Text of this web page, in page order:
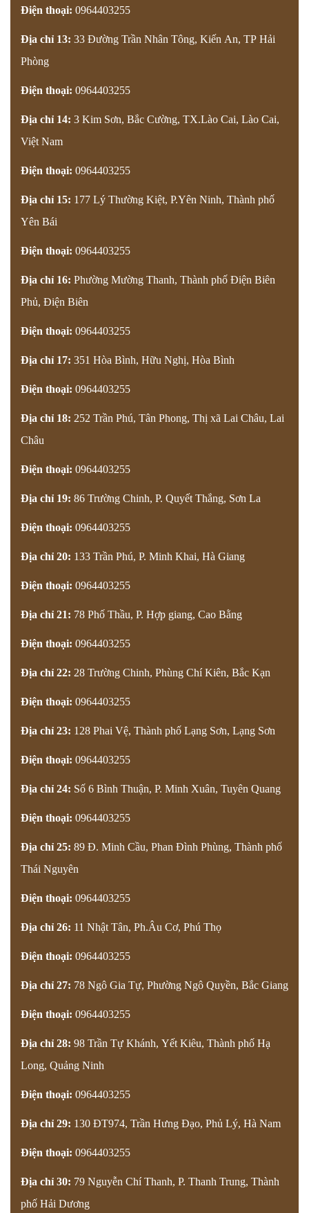
Điện thoại: 0964403255
Địa chỉ 13: 33 Đường Trần Nhân Tông, Kiến An, TP Hải
Phòng
Điện thoại: 0964403255
Địa chỉ 14: 3 Kim Sơn, Bắc Cường, TX.Lào Cai, Lào Cai,
Việt Nam
Điện thoại: 0964403255
Địa chỉ 15: 177 Lý Thường Kiệt, P.Yên Ninh, Thành phố
Yên Bái
Điện thoại: 0964403255
Địa chỉ 16: Phường Mường Thanh, Thành phố Điện Biên
Phủ, Điện Biên
Điện thoại: 0964403255
Địa chỉ 17: 351 Hòa Bình, Hữu Nghị, Hòa Bình
Điện thoại: 0964403255
Địa chỉ 18: 252 Trần Phú, Tân Phong, Thị xã Lai Châu, Lai
Châu
Điện thoại: 0964403255
Địa chỉ 19: 86 Trường Chinh, P. Quyết Thắng, Sơn La
Điện thoại: 0964403255
Địa chỉ 20: 133 Trần Phú, P. Minh Khai, Hà Giang
Điện thoại: 0964403255
Địa chỉ 21: 78 Phố Thầu, P. Hợp giang, Cao Bằng
Điện thoại: 0964403255
Địa chỉ 22: 28 Trường Chinh, Phùng Chí Kiên, Bắc Kạn
Điện thoại: 0964403255
Địa chỉ 23: 128 Phai Vệ, Thành phố Lạng Sơn, Lạng Sơn
Điện thoại: 0964403255
Địa chỉ 24: Số 6 Bình Thuận, P. Minh Xuân, Tuyên Quang
Điện thoại: 0964403255
Địa chỉ 25: 89 Đ. Minh Cầu, Phan Đình Phùng, Thành phố
Thái Nguyên
Điện thoại: 0964403255
Địa chỉ 26: 11 Nhật Tân, Ph.Âu Cơ, Phú Thọ
Điện thoại: 0964403255
Địa chỉ 27: 78 Ngô Gia Tự, Phường Ngô Quyền, Bắc Giang
Điện thoại: 0964403255
Địa chỉ 28: 98 Trần Tự Khánh, Yết Kiêu, Thành phố Hạ
Long, Quảng Ninh
Điện thoại: 0964403255
Địa chỉ 29: 130 ĐT974, Trần Hưng Đạo, Phủ Lý, Hà Nam
Điện thoại: 0964403255
Địa chỉ 30: 79 Nguyễn Chí Thanh, P. Thanh Trung, Thành
phố Hải Dương